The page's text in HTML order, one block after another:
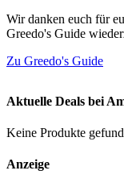
Wir danken euch für
Greedo's Guide
Zu Greedo's Guide
Aktuelle Deals bei
Keine Produkte
Anzeige